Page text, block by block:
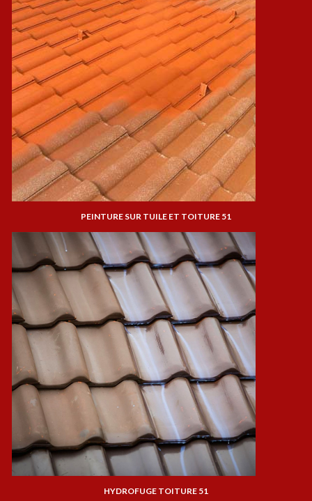
PEINTURE SUR TUILE ET TOITURE 51
HYDROFUGE TOITURE 51